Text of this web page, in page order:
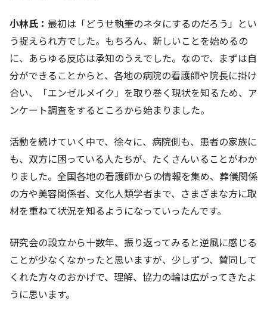
小林氏： 最初は「どうせ執筆のネタにするのだろう」とい
う捉えられ方でした。もちろん、新しいことを始めるの
に、あらゆる反応は承知のうえでした。なので、まずは自
分ができることからと、各地の病院の看護師や院長に掛け
合い、「エンゼルメイク」を取り巻く現状を知るため、ア
ンケート調査をするところから始まりました。
活動を続けていく中で、徐々に、病院側も、患者の家族に
も、双方に困っている人たちが、たくさんいることがわか
りました。全国各地の看護師からの情報を集め、葬儀関係
の方や美容関係者、文化人類学者まで、さまざまな方に取
材を重ねて状況を知るようになっていったんです。
研究会の設立から十数年、振り返ってみると逆風に感じる
ことが少なくなかったと思いますが、少しずつ、賛同して
くれた方々のおかげで、理解、協力の輪は広がってきたよ
うに思います。